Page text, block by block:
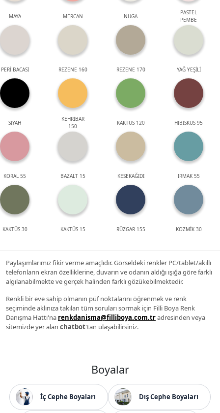
MAYA MERCAN NUGA
PASTEL
PEMBE
PERİ BACASI REZENE 160 REZENE 170 YAĞ YEŞİLİ
SİYAH
KEHRİBAR
150
KAKTÜS 120 HİBİSKUS 95
KORAL 55 BAZALT 15 KESEKAĞIDI IRMAK 55
KAKTÜS 30 KAKTÜS 15 RÜZGAR 155 KOZMİK 30
Paylaşımlarımız fikir verme amaçlıdır. Görseldeki renkler PC/tablet/akıllı
telefonların ekran özelliklerine, duvarın ve odanın aldığı ışığa göre farklı
algılanabilmekte ve gerçek halinden farklı gözükebilmektedir.
Renkli bir eve sahip olmanın püf noktalarını öğrenmek ve renk
seçiminde aklınıza takılan tüm soruları sormak için Filli Boya Renk
Danışma Hattı'na renkdanisma@filliboya.com.tradresinden veya
sitemizde yer alan chatbot'tan ulaşabilirsiniz.
Boyalar
İç Cephe Boyaları Dış Cephe Boyaları